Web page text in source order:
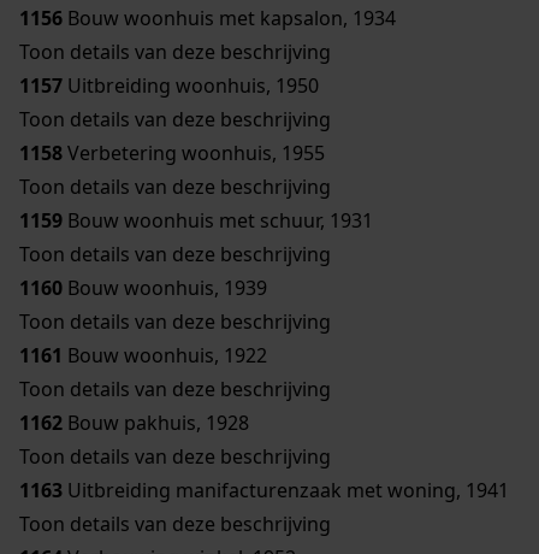
1156 Bouw woonhuis met kapsalon, 1934
Toon details van deze beschrijving
1157 Uitbreiding woonhuis, 1950
Toon details van deze beschrijving
1158Verbetering woonhuis, 1955
Toon details van deze beschrijving
1159 Bouw woonhuis met schuur, 1931
Toon details van deze beschrijving
1160 Bouw woonhuis, 1939
Toon details van deze beschrijving
1161 Bouw woonhuis, 1922
Toon details van deze beschrijving
1162 Bouw pakhuis, 1928
Toon details van deze beschrijving
1163 Uitbreiding manifacturenzaak met woning, 1941
Toon details van deze beschrijving